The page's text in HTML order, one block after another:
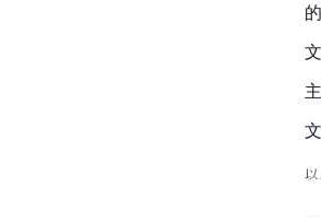
以